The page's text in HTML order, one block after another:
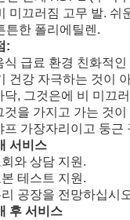
미끄러짐 고무 발. 쉬
튼한 폴리에틸렌.
:
식 급료 환경 친화적
건강 자극하는 것이
닥, 그것은에 비 미끄
것을 가지고 가는 것이
프 가장자리이고 둥근
서비스
와 상담 지원.
테스트 지원.
공장을 전망하십시
후 서비스